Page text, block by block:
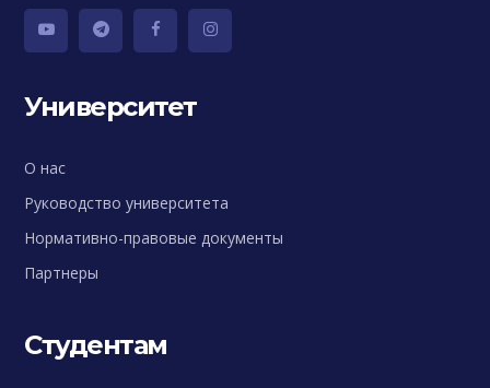
Университет
О нас
Руководство университета
Нормативно-правовые документы
Партнеры
Студентам